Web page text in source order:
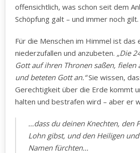
offensichtlich, was schon seit dem
Schöpfung galt – und immer noch gilt.
Für die Menschen im Himmel ist das
niederzufallen und anzubeten. „Die
Gott auf ihren Thronen saßen, fielen
und beteten Gott an.“Sie wissen,
Gerechtigkeit über die Erde kommt
halten und bestrafen wird – aber er
…dass du deinen Knechten, den
Lohn gibst, und den Heiligen
Namen fürchten…